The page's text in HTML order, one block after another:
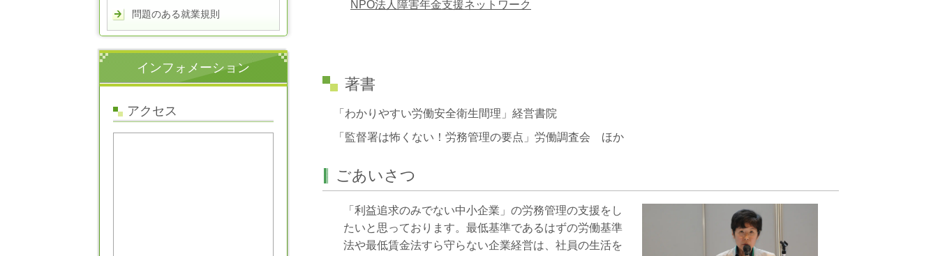
NPO法人障害年金支援ネットワーク
著書
「わかりやすい労働安全衛生間理」経営書院
「監督署は怖くない！労務管理の要点」労働調査会 ほか
ごあいさつ
「利益追求のみでない中小企業」の労務管理の支援をし
たいと思っております。最低基準であるはずの労働基準
法や最低賃金法すら守らない企業経営は、社員の生活を
問題のある就業規則
インフォメーション
アクセス